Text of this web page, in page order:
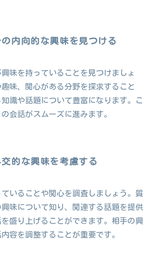
内向的な興味を見つける
味を持っていることを見つけましょ
味、関心がある分野を探求すること
識や話題について豊富になります。こ
会話がスムーズに進みます。
的な興味を考慮する
いることや関心を調査しましょう。質
味について知り、関連する話題を提供
盛り上げることができます。相手の興
容を調整することが重要です。